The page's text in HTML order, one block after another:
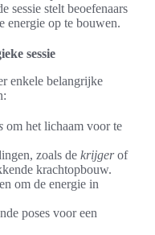
sessie stelt beoefenaars
energie op te bouwen.
sessie
enkele belangrijke
om het lichaam voor te
zoals de krijgerof
krachtopbouw.
om de energie in
poses voor een